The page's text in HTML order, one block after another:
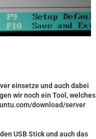
einsetze und auch dabei
wir noch ein Tool, welches
download/server
USB Stick und auch das